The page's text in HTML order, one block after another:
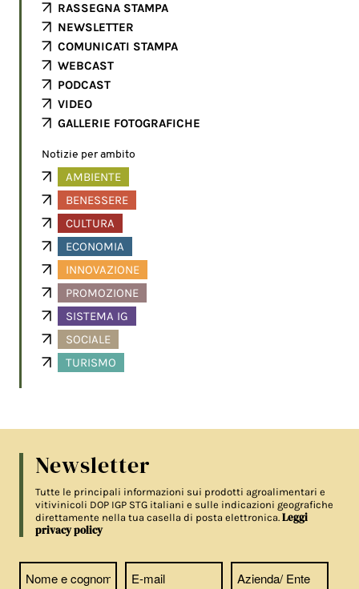
RASSEGNA STAMPA
NEWSLETTER
COMUNICATI STAMPA
WEBCAST
PODCAST
VIDEO
GALLERIE FOTOGRAFICHE
Notizie per ambito
AMBIENTE
BENESSERE
CULTURA
ECONOMIA
INNOVAZIONE
PROMOZIONE
SISTEMA IG
SOCIALE
TURISMO
Newsletter
Tutte le principali informazioni sui prodotti agroalimentari e
vitivinicoli DOP IGP STG italiani e sulle indicazioni geografiche
direttamente nella tua casella di posta elettronica.Leggi
privacy policy